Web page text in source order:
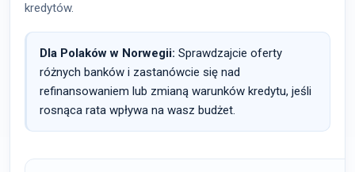
kredytów.
Dla Polaków w Norwegii: Sprawdzajcie oferty
różnych banków i zastanówcie się nad
refinansowaniem lub zmianą warunków kredytu, jeśli
rosnąca rata wpływa na wasz budżet.